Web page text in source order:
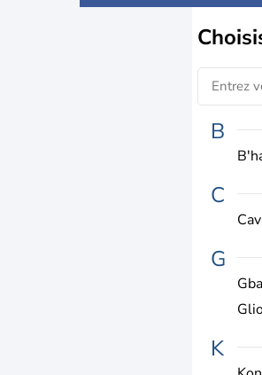
B
C
G
K